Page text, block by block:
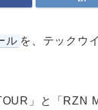
ル を、テックウ
」と「RZN